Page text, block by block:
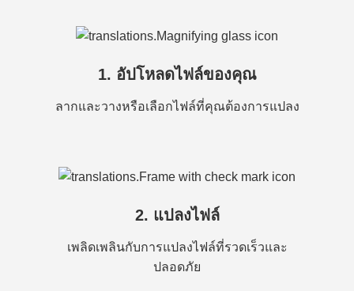
1. อัปโหลดไฟล์ของคุณ
ลากและวางหรือเลือกไฟล์ที่คุณต้องการแปลง
2. แปลงไฟล์
เพลิดเพลินกับการแปลงไฟล์ที่รวดเร็วและ
ปลอดภัย